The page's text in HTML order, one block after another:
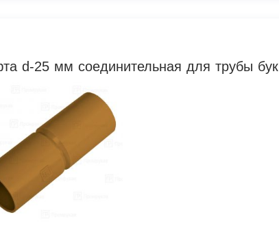
d-25 мм соединительная для трубы бук